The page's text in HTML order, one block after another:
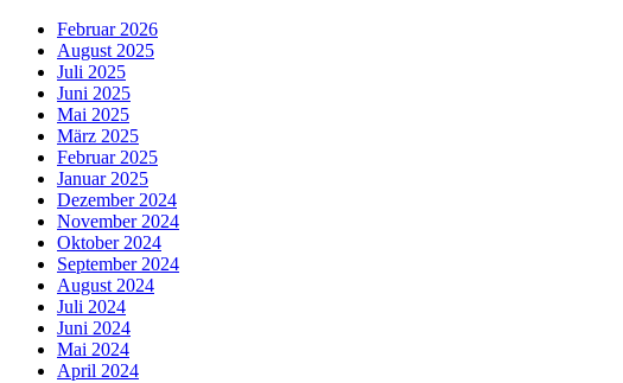
Februar 2026
August 2025
Juli 2025
Juni 2025
Mai 2025
März 2025
Februar 2025
Januar 2025
Dezember 2024
November 2024
Oktober 2024
September 2024
August 2024
Juli 2024
Juni 2024
Mai 2024
April 2024